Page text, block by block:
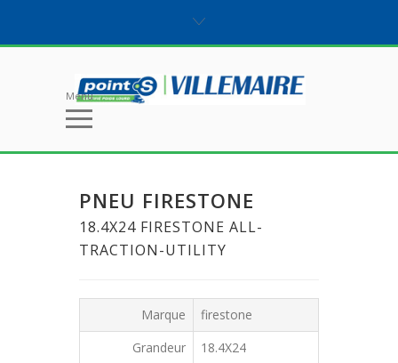
Menu
PNEU FIRESTONE
18.4X24 FIRESTONE ALL-
TRACTION-UTILITY
Marque
firestone
Grandeur
18.4X24